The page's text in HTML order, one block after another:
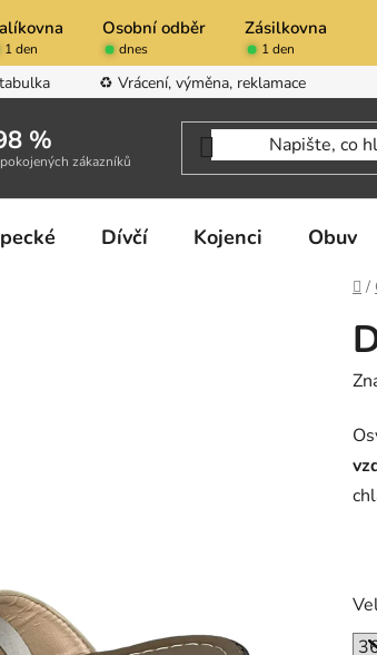
Osobní odběr Zásilkovna
1 den dnes 1 den
♻️ Vrácení, výměna, reklamace
%
zákazníků
Dívčí Kojenci Obuv
/